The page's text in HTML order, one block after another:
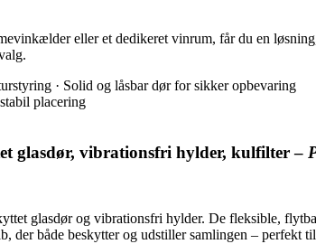
eller et dedikeret vinrum, får du en
· Solid og låsbar dør for sikker opbevaring
placering
glasdør, vibrationsfri hylder, kulfilter –
glasdør og vibrationsfri hylder. De fleksible,
der både beskytter og udstiller samlingen – perfekt